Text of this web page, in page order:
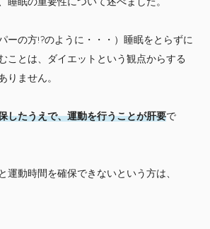
ーの方!?のように・・・）睡眠をとらずに
ことは、ダイエットという観点からする
りません。
したうえで、運動を行うことが肝要で
運動時間を確保できないという方は、